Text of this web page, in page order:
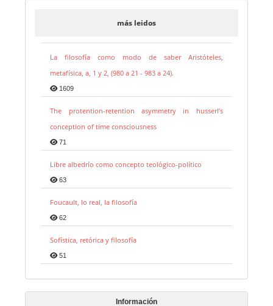
más leidos
La filosofía como modo de saber Aristóteles,
metafísica, a, 1 y 2, (980 a 21 - 983 a 24).
1609
The protention-retention asymmetry in husserl’s
conception of time consciousness
71
Libre albedrío como concepto teológico-político
63
Foucault, lo real, la filosofía
62
Sofística, retórica y filosofía
51
Información